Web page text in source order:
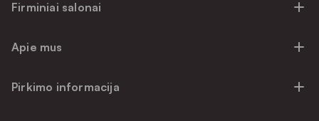
Firminiai salonai
Firminiai salonai Klaipėdoje
Apie mus
Pirkimo informacija